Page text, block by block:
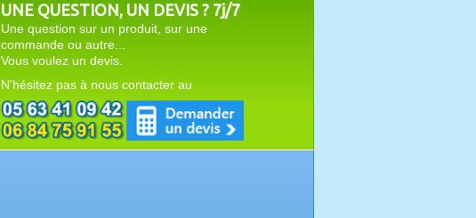
UNE QUESTION, UN DEVIS ? 7j/7
Une question sur un produit, sur une
commande ou autre...
Vous voulez un devis.
N'hésitez pas à nous contacter au